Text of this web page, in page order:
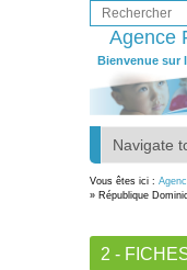
Agence
Bienvenue sur
Vous êtes ici :
» République
2 -